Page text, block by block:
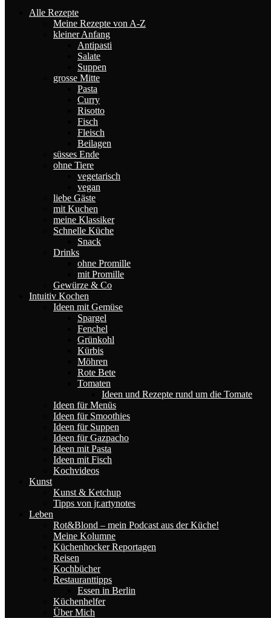
Alle Rezepte
Meine Rezepte von A-Z
kleiner Anfang
Antipasti
Salate
Suppen
grosse Mitte
Pasta
Curry
Risotto
Fisch
Fleisch
Beilagen
süsses Ende
ohne Tiere
vegetarisch
vegan
liebe Gäste
mit Kuchen
meine Klassiker
Schnelle Küche
Snack
Drinks
ohne Promille
mit Promille
Gewürze & Co
Intuitiv Kochen
Ideen mit Gemüse
Spargel
Fenchel
Grünkohl
Kürbis
Möhren
Rote Bete
Tomaten
Ideen und Rezepte rund um die Tomate
Ideen für Menüs
Ideen für Smoothies
Ideen für Suppen
Ideen für Gazpacho
Ideen mit Pasta
Ideen mit Fisch
Kochvideos
Kunst
Kunst & Ketchup
Tipps von jr.artynotes
Leben
Rot&Blond – mein Podcast aus der Küche!
Meine Kolumne
Küchenhocker Reportagen
Reisen
Kochbücher
Restauranttipps
Essen in Berlin
Küchenhelfer
Über Mich